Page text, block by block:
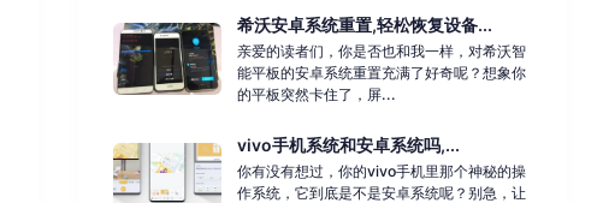
希沃安卓系统重置,轻松恢复设备...
亲爱的读者们，你是否也和我一样，对希沃智
能平板的安卓系统重置充满了好奇呢？想象你
的平板突然卡住了，屏...
vivo手机系统和安卓系统吗,...
你有没有想过，你的vivo手机里那个神秘的操
作系统，它到底是不是安卓系统呢？别急，让